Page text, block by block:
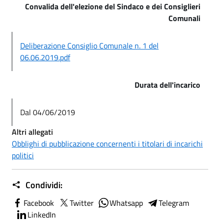
Convalida dell'elezione del Sindaco e dei Consiglieri
Comunali
Deliberazione Consiglio Comunale n. 1 del
06.06.2019.pdf
Durata dell'incarico
Dal 04/06/2019
Altri allegati
Obblighi di pubblicazione concernenti i titolari di incarichi
politici
Condividi:
Facebook Twitter Whatsapp
Telegram
LinkedIn